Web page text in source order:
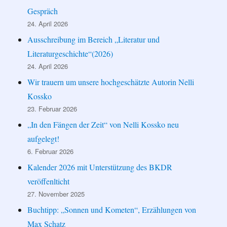
Gespräch
24. April 2026
Ausschreibung im Bereich „Literatur und
Literaturgeschichte“(2026)
24. April 2026
Wir trauern um unsere hochgeschätzte Autorin Nelli
Kossko
23. Februar 2026
„In den Fängen der Zeit“ von Nelli Kossko neu
aufgelegt!
6. Februar 2026
Kalender 2026 mit Unterstützung des BKDR
veröffenlticht
27. November 2025
Buchtipp: „Sonnen und Kometen“, Erzählungen von
Max Schatz